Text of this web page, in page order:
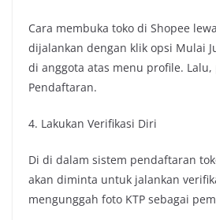
Cara membuka toko di Shopee
dijalankan dengan klik opsi Mulai
di anggota atas menu profile.
Pendaftaran.
4. Lakukan Verifikasi Diri
Di di dalam sistem pendaftaran
akan diminta untuk jalankan
mengunggah foto KTP sebagai